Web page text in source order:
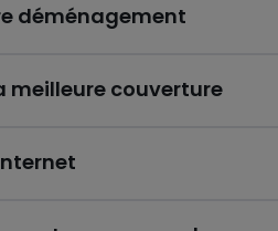
déménagement
meilleure couverture